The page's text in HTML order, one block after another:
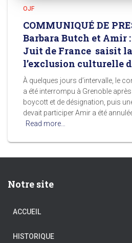
OJF
COMMUNIQUÉ DE
Barbara Butch et Amir
Juit de France saisit
l’exclusion culturelle
À quelques jours d’intervalle, le
a été interrompu à Grenoble
boycott et de désignation, puis
devait participer Amir a été
Read more…
Notre site
ACCUEIL
HISTORIQUE